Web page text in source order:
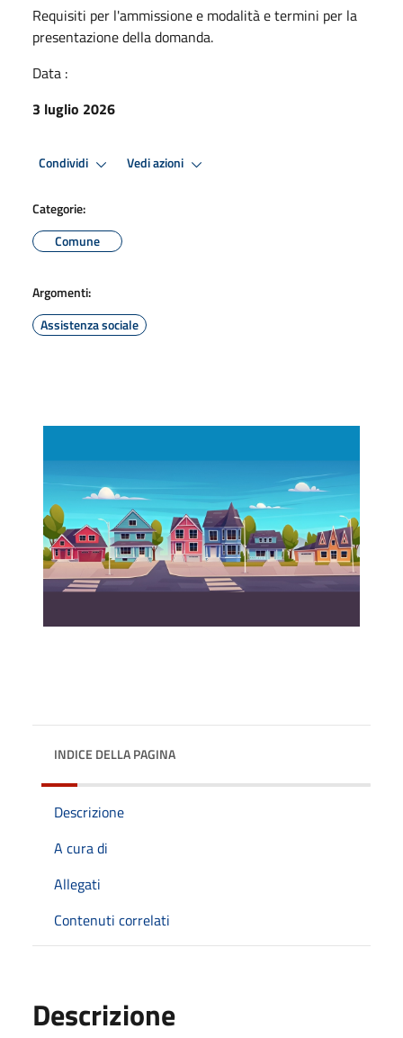
Requisiti per l'ammissione e modalità e termini per la
presentazione della domanda.
Data :
3 luglio 2026
Condividi Vedi azioni
Categorie:
Comune
Argomenti:
Assistenza sociale
INDICE DELLA PAGINA
Descrizione
A cura di
Allegati
Contenuti correlati
Descrizione